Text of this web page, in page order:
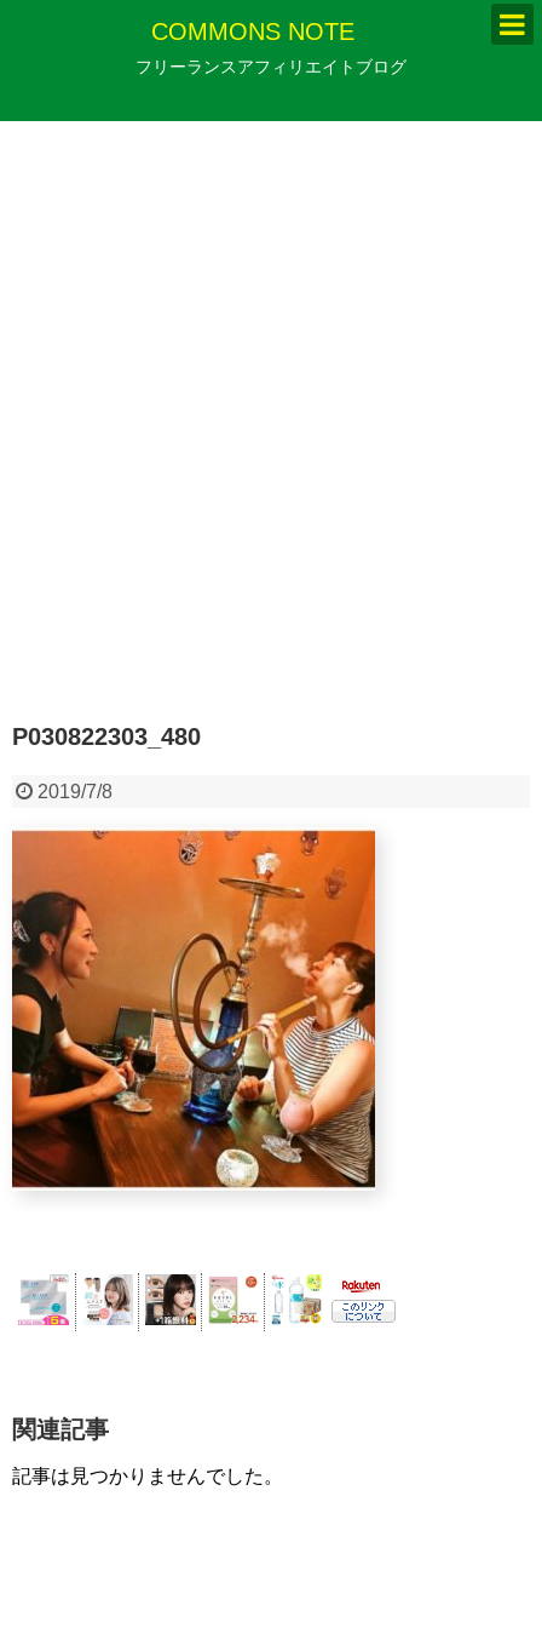
COMMONS NOTE
フリーランスアフィリエイトブログ
P030822303_480
2019/7/8
関連記事
記事は見つかりませんでした。